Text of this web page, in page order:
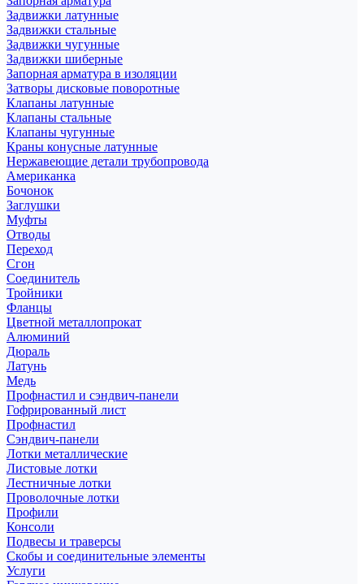
Задвижки латунные
Задвижки стальные
Задвижки чугунные
Задвижки шиберные
Запорная арматура в изоляции
Затворы дисковые поворотные
Клапаны латунные
Клапаны стальные
Клапаны чугунные
Краны конусные латунные
Нержавеющие детали трубопровода
Американка
Бочонок
Заглушки
Муфты
Отводы
Переход
Сгон
Соединитель
Тройники
Фланцы
Цветной металлопрокат
Алюминий
Дюраль
Латунь
Медь
Профнастил и сэндвич-панели
Гофрированный лист
Профнастил
Сэндвич-панели
Лотки металлические
Листовые лотки
Лестничные лотки
Проволочные лотки
Профили
Консоли
Подвесы и траверсы
Скобы и соединительные элементы
Услуги